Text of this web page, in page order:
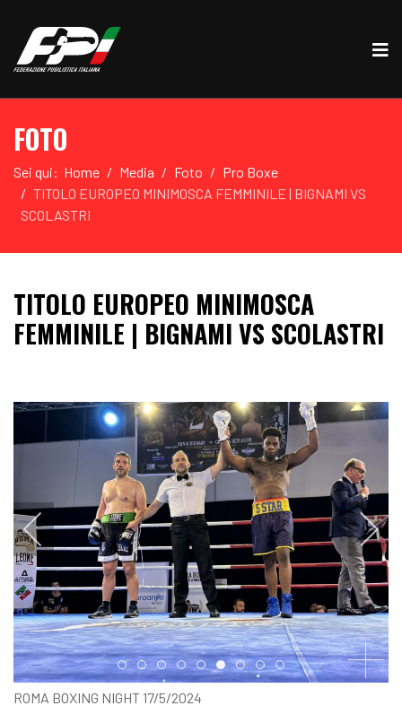
FOTO
Sei qui: Home Media Foto
Pro Boxe
TITOLO EUROPEO MINIMOSCA FEMMINILE | BIGNAMI VS
SCOLASTRI
TITOLO EUROPEO MINIMOSCA
FEMMINILE | BIGNAMI VS SCOLASTRI
Item 0Item 1Item 2Item 3Item 4Item 5Item 6Item 7Item 8
ROMA BOXING NIGHT 17/5/2024